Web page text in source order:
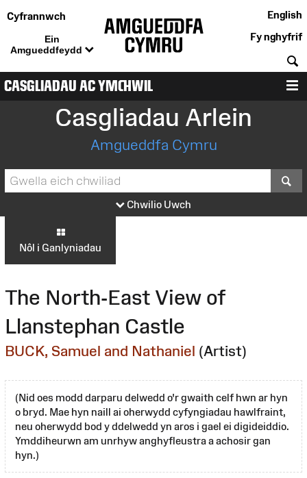
Cyfrannwch
Ein
Amgueddfeydd
English
Fy nghyfrif
CASGLIADAU AC YMCHWIL
Casgliadau Arlein
Amgueddfa Cymru
Chwilio Uwch
Nôl i Ganlyniadau
The North-East View of
Llanstephan Castle
BUCK, Samuel and Nathaniel (Artist)
(Nid oes modd darparu delwedd o'r gwaith celf hwn ar hyn
o bryd. Mae hyn naill ai oherwydd cyfyngiadau hawlfraint,
neu oherwydd bod y ddelwedd yn aros i gael ei digideiddio.
Ymddiheurwn am unrhyw anghyfleustra a achosir gan
hyn.)